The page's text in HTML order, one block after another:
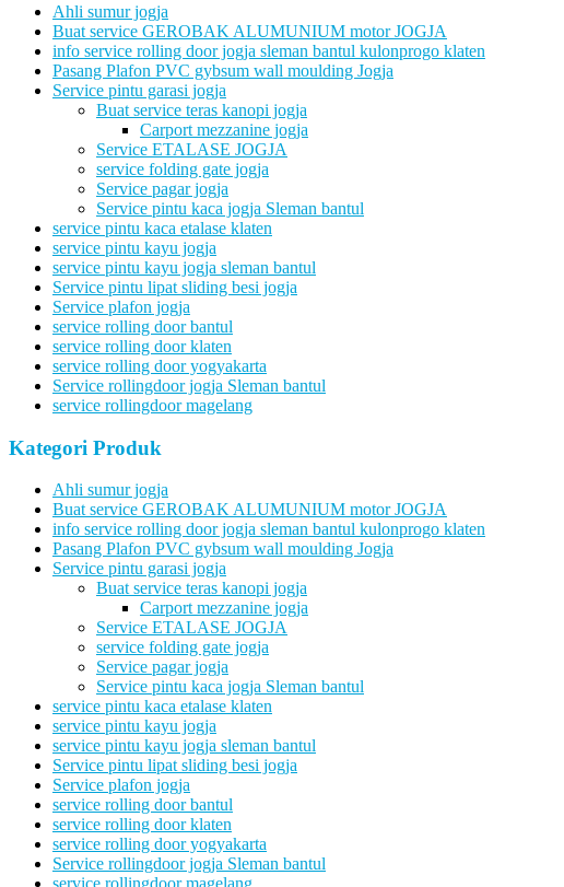
Ahli sumur jogja
Buat service GEROBAK ALUMUNIUM motor JOGJA
info service rolling door jogja sleman bantul kulonprogo klaten
Pasang Plafon PVC gybsum wall moulding Jogja
Service pintu garasi jogja
Buat service teras kanopi jogja
Carport mezzanine jogja
Service ETALASE JOGJA
service folding gate jogja
Service pagar jogja
Service pintu kaca jogja Sleman bantul
service pintu kaca etalase klaten
service pintu kayu jogja
service pintu kayu jogja sleman bantul
Service pintu lipat sliding besi jogja
Service plafon jogja
service rolling door bantul
service rolling door klaten
service rolling door yogyakarta
Service rollingdoor jogja Sleman bantul
service rollingdoor magelang
Kategori Produk
Ahli sumur jogja
Buat service GEROBAK ALUMUNIUM motor JOGJA
info service rolling door jogja sleman bantul kulonprogo klaten
Pasang Plafon PVC gybsum wall moulding Jogja
Service pintu garasi jogja
Buat service teras kanopi jogja
Carport mezzanine jogja
Service ETALASE JOGJA
service folding gate jogja
Service pagar jogja
Service pintu kaca jogja Sleman bantul
service pintu kaca etalase klaten
service pintu kayu jogja
service pintu kayu jogja sleman bantul
Service pintu lipat sliding besi jogja
Service plafon jogja
service rolling door bantul
service rolling door klaten
service rolling door yogyakarta
Service rollingdoor jogja Sleman bantul